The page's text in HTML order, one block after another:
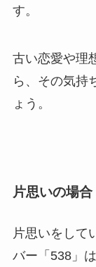
す。
古い恋愛や理
ら、その気持
ょう。
片思いの場合
片思いをして
バー「538」